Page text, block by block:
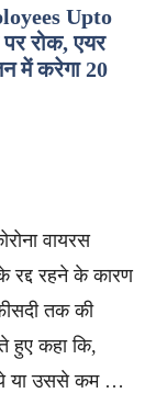
Upto
रोक, एयर
में करेगा 20
वायरस
रद्द रहने के कारण
तक की
हुए कहा कि,
या उससे कम …